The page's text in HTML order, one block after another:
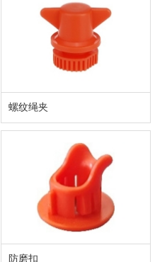
螺纹绳夹
防磨扣